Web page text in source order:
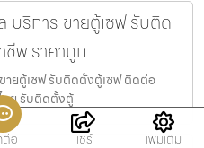
บริการ ขายตู้เซฟ รับติด
พ ราคาถูก
ายตู้เซฟ รับติดตั้งตู้เซฟ ติดต่อ
ทย รับติดตั้งตู้
อ แชร์ เพิ่มเติม